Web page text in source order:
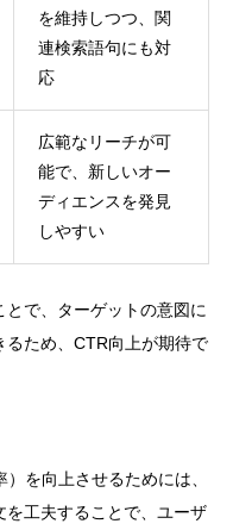
を維持しつつ、関
連検索語句にも対
応
広範なリーチが可
能で、新しいオー
ディエンスを発見
しやすい
で、ターゲットの意図に
るため、CTR向上が期待で
を向上させるためには、
を工夫することで、ユーザ